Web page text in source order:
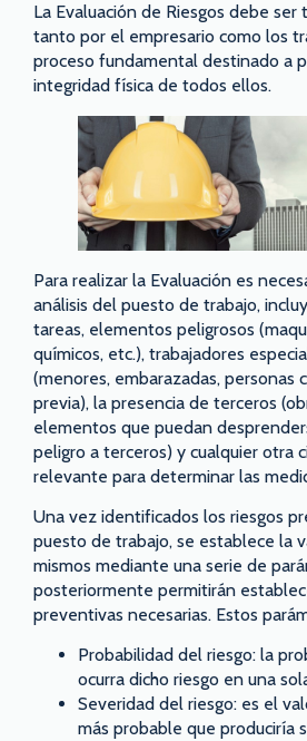
La Evaluación de Riesgos debe
tanto por el empresario como los
proceso fundamental destinado a
integridad física de todos ellos.
Para realizar la Evaluación es
análisis del puesto de trabajo,
tareas, elementos peligrosos
químicos, etc.), trabajadores
(menores, embarazadas, personas
previa), la presencia de terceros
elementos que puedan
peligro a terceros) y cualquier otra
relevante para determinar las
Una vez identificados los riesgos
puesto de trabajo, se establece la
mismos mediante una serie de
posteriormente permitirán
preventivas necesarias. Estos
Probabilidad del riesgo: la
ocurra dicho riesgo en una
Severidad del riesgo: es el
más probable que produciría